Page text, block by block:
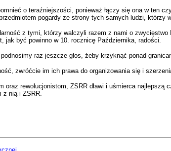
o teraźniejszości, ponieważ łączy się ona w ten
pogardy ze strony tych samych ludzi, którzy
z tymi, którzy walczyli razem z nami o
jak być powinno w 10. rocznicę Października, radości.
raz jeszcze głos, żeby krzyknąć ponad
zwróćcie im ich prawa do organizowania się i
oraz rewolucjonistom, ZSRR dławi i uśmierca
z nią i ZSRR.